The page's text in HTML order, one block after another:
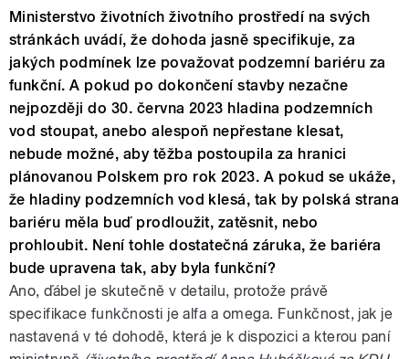
Ministerstvo životních životního prostředí na svých
stránkách uvádí, že dohoda jasně specifikuje, za
jakých podmínek lze považovat podzemní bariéru za
funkční. A pokud po dokončení stavby nezačne
nejpozději do 30. června 2023 hladina podzemních
vod stoupat, anebo alespoň nepřestane klesat,
nebude možné, aby těžba postoupila za hranici
plánovanou Polskem pro rok 2023. A pokud se ukáže,
že hladiny podzemních vod klesá, tak by polská strana
bariéru měla buď prodloužit, zatěsnit, nebo
prohloubit. Není tohle dostatečná záruka, že bariéra
bude upravena tak, aby byla funkční?
Ano, ďábel je skutečně v detailu, protože právě
specifikace funkčnosti je alfa a omega. Funkčnost, jak je
nastavená v té dohodě, která je k dispozici a kterou paní